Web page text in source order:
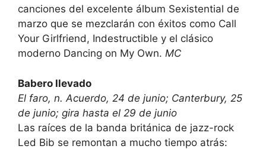
canciones del excelente álbum Sexistential de
marzo que se mezclarán con éxitos como Call
Your Girlfriend, Indestructible y el clásico
moderno Dancing on My Own. MC
Babero llevado
El faro, n. Acuerdo, 24 de junio; Canterbury, 25
de junio; gira hasta el 29 de junio
Las raíces de la banda británica de jazz-rock
Led Bib se remontan a mucho tiempo atrás: